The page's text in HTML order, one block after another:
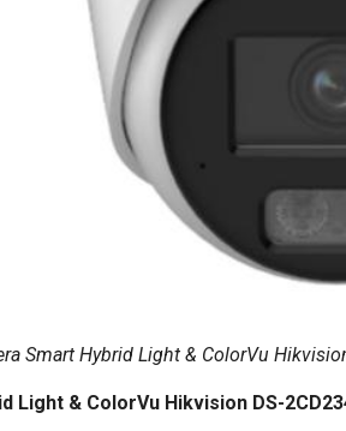
Smart Hybrid Light & ColorVu
& ColorVu Hikvision DS-